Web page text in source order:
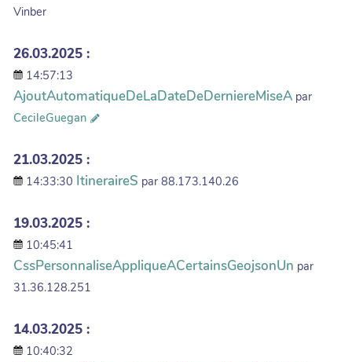
Vinber
26.03.2025 :
14:57:13
AjoutAutomatiqueDeLaDateDeDerniereMiseA par
CecileGuegan
21.03.2025 :
14:33:30 ItineraireS par 88.173.140.26
19.03.2025 :
10:45:41
CssPersonnaliseAppliqueACertainsGeojsonUn par
31.36.128.251
14.03.2025 :
10:40:32